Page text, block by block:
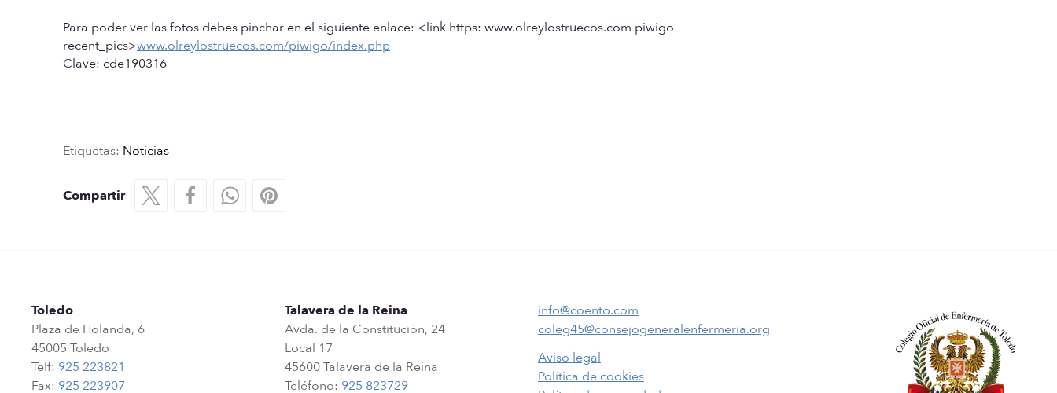
Para poder ver las fotos debes pinchar en el siguiente enlace: <link https: www.olreylostruecos.com piwigo
recent_pics>www.olreylostruecos.com/piwigo/index.php
Clave: cde190316
Etiquetas: Noticias
Compartir
Toledo
Plaza de Holanda, 6
45005 Toledo
Telf: 925 223821
Fax: 925 223907
Talavera de la Reina
Avda. de la Constitución, 24
Local 17
45600 Talavera de la Reina
Teléfono: 925 823729
info@coento.com
coleg45@consejogeneralenfermeria.org
Aviso legal
Política de cookies